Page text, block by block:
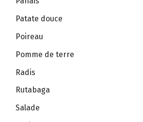
Patate douce
Poireau
Pomme de terre
Radis
Rutabaga
Salade